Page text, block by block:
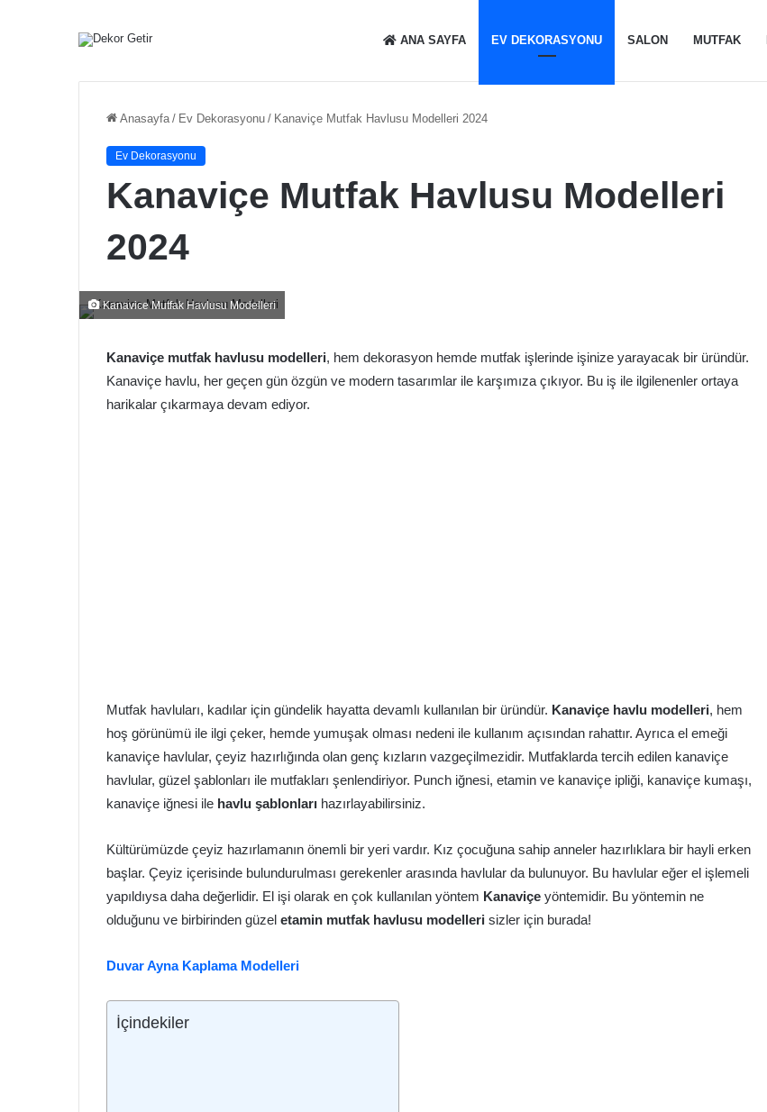
ANA SAYFA EV DEKORASYONU SALON MUTFAK
Anasayfa / Ev Dekorasyonu / Kanaviçe Mutfak Havlusu Modelleri 2024
Ev Dekorasyonu
Kanaviçe Mutfak Havlusu Modelleri
2024
Kanavice Mutfak Havlusu Modelleri
Kanaviçe mutfak havlusu modelleri, hem dekorasyon hemde mutfak işlerinde işinize yarayacak bir üründür.
Kanaviçe havlu, her geçen gün özgün ve modern tasarımlar ile karşımıza çıkıyor. Bu iş ile ilgilenenler ortaya
harikalar çıkarmaya devam ediyor.
Mutfak havluları, kadılar için gündelik hayatta devamlı kullanılan bir üründür. Kanaviçe havlu modelleri, hem
hoş görünümü ile ilgi çeker, hemde yumuşak olması nedeni ile kullanım açısından rahattır. Ayrıca el emeği
kanaviçe havlular, çeyiz hazırlığında olan genç kızların vazgeçilmezidir. Mutfaklarda tercih edilen kanaviçe
havlular, güzel şablonları ile mutfakları şenlendiriyor. Punch iğnesi, etamin ve kanaviçe ipliği, kanaviçe kumaşı,
kanaviçe iğnesi ile havlu şablonları hazırlayabilirsiniz.
Kültürümüzde çeyiz hazırlamanın önemli bir yeri vardır. Kız çocuğuna sahip anneler hazırlıklara bir hayli erken
başlar. Çeyiz içerisinde bulundurulması gerekenler arasında havlular da bulunuyor. Bu havlular eğer el işlemeli
yapıldıysa daha değerlidir. El işi olarak en çok kullanılan yöntem Kanaviçe yöntemidir. Bu yöntemin ne
olduğunu ve birbirinden güzel etamin mutfak havlusu modelleri sizler için burada!
Duvar Ayna Kaplama Modelleri
İçindekiler